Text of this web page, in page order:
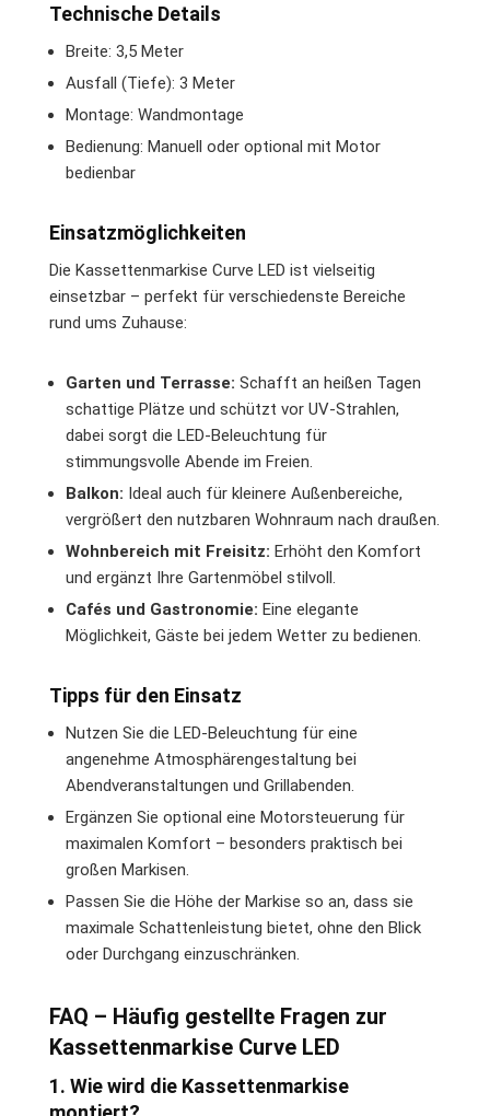
Technische Details
Breite: 3,5 Meter
Ausfall (Tiefe): 3 Meter
Montage: Wandmontage
Bedienung: Manuell oder optional mit Motor
bedienbar
Einsatzmöglichkeiten
Die Kassettenmarkise Curve LED ist vielseitig
einsetzbar – perfekt für verschiedenste Bereiche
rund ums Zuhause:
Garten und Terrasse: Schafft an heißen Tagen
schattige Plätze und schützt vor UV-Strahlen,
dabei sorgt die LED-Beleuchtung für
stimmungsvolle Abende im Freien.
Balkon: Ideal auch für kleinere Außenbereiche,
vergrößert den nutzbaren Wohnraum nach draußen.
Wohnbereich mit Freisitz: Erhöht den Komfort
und ergänzt Ihre Gartenmöbel stilvoll.
Cafés und Gastronomie: Eine elegante
Möglichkeit, Gäste bei jedem Wetter zu bedienen.
Tipps für den Einsatz
Nutzen Sie die LED-Beleuchtung für eine
angenehme Atmosphärengestaltung bei
Abendveranstaltungen und Grillabenden.
Ergänzen Sie optional eine Motorsteuerung für
maximalen Komfort – besonders praktisch bei
großen Markisen.
Passen Sie die Höhe der Markise so an, dass sie
maximale Schattenleistung bietet, ohne den Blick
oder Durchgang einzuschränken.
FAQ – Häufig gestellte Fragen zur
Kassettenmarkise Curve LED
1. Wie wird die Kassettenmarkise